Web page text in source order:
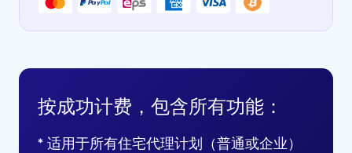
按成功计费，包含所有功能：
* 适用于所有住宅代理计划（普通或企业）